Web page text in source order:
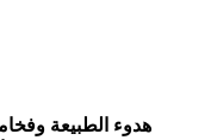
هدوء الطبيعة